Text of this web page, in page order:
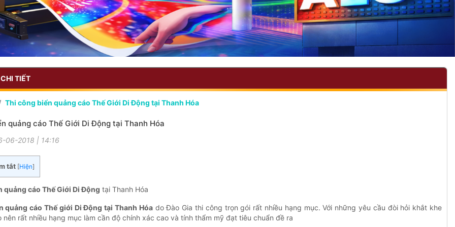
TIẾT
Thi công biển quảng cáo Thế Giới Di Động tại Thanh Hóa
quảng cáo Thế Giới Di Động tại Thanh Hóa
06-2018 | 14:16
tắt [Hiện]
quảng cáo Thế Giới Di Động tại Thanh Hóa
quảng cáo Thế giới Di Động tại Thanh Hóado Đào Gia thi công trọn gói rất nhiều hạng mục. Với những yêu cầu đòi hỏi khắt khe
nên rất nhiều hạng mục làm cần độ chính xác cao và tính thẩm mỹ đạt tiêu chuẩn đề ra